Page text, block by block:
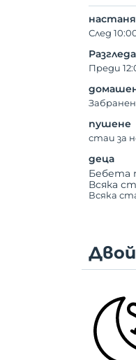
След
Преди
пушене
стаи за
деца
Бебета
Всяка
Всяка